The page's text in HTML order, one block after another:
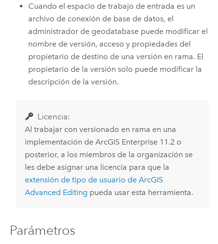
Cuando el espacio de trabajo de entrada es un
archivo de conexión de base de datos, el
administrador de geodatabase puede modificar el
nombre de versión, acceso y propiedades del
propietario de destino de una versión en rama. El
propietario de la versión solo puede modificar la
descripción de la versión.
Licencia:
Al trabajar con versionado en rama en una
implementación deArcGIS Enterprise 11.2 o
posterior, a los miembros de la organización se
les debe asignar una licencia para que la
extensión de tipo de usuario deArcGIS
Advanced Editing pueda usar esta herramienta.
Parámetros